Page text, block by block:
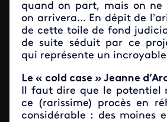
quand on part, mais on ne
on arrivera... En dépit de
de cette toile de fond
de suite séduit par ce
qui représente un
Le « cold case » Jeanne
Il faut dire que le potentiel
ce (rarissime) procès en
considérable : des moines